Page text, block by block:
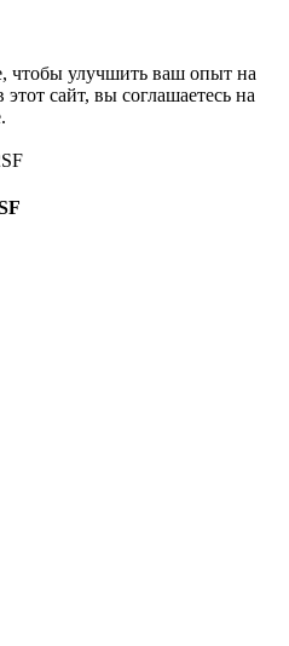
чтобы улучшить ваш опыт на
сайт, вы соглашаетесь на